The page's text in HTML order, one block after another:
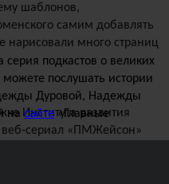
подкастов о великих
послушать истории
Дуровой, Надежды
насайте«Главные
шаблонов,
самим добавлять
нарисовали много страниц
Института развития
веб-сериал «ПМЖейсон»